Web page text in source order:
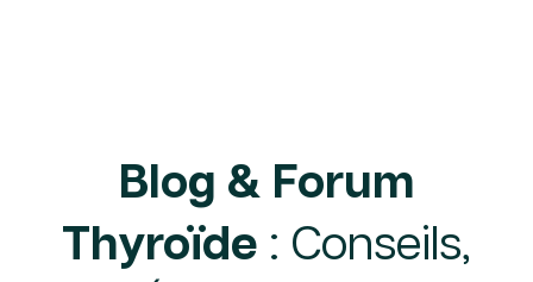
Blog & Forum
Thyroïde : Conseils,